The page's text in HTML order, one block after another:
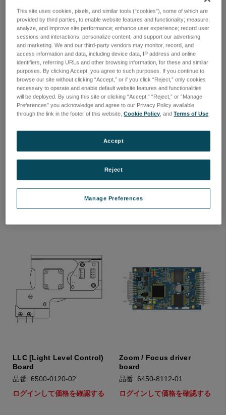
ログインして価格を確認する
ログインして価格を確認する
LLC [Light Level Control)
Board
品番: 6500-0120-02
ログインして価格を確認する
Zoom / Focus driver
board
品番: 6450-8112-01
ログインして価格を確認する
This site uses cookies, pixels, and similar tools (“cookies”), some of which are
provided by third parties, to enable website features and functionality; measure,
analyze, and improve site performance; enhance user experience; record user
sessions and interactions; personalize content; and support our advertising
and marketing. We and our third-party vendors may monitor, record, and
access information and data, including device data, IP address and online
identifiers, referring URLs and other browsing information, for these and similar
purposes. By clicking Accept, you agree to such purposes. If you continue to
browse our site without clicking “Accept,” or if you click “Reject,” only cookies
necessary to operate and enable default website features and functionalities
will be deployed. By using this site or clicking “Accept,” “Reject,” or “Manage
Preferences” you acknowledge and agree to our Privacy Policy available
through the link in the footer of this website,Cookie Policy , andTerms of Use
Manage Preferences
Reject
Accept